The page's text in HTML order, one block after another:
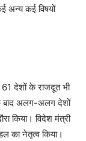
अन्य कई विषयों
देशों के राजदूत भी
बाद अलग-अलग देशों
किया। विदेश मंत्री
का नेतृत्व किया।